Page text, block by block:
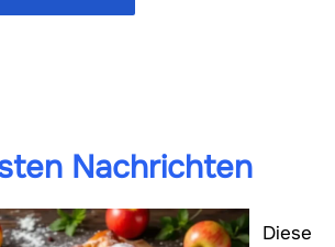
Nachrichten
Diese